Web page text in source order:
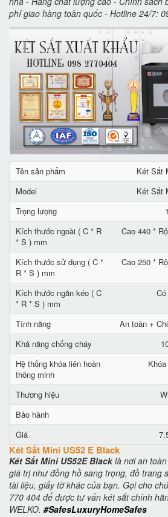
phí giao hàng toàn quốc - Hotline 24/7:
Tên sản phẩm
Két Sắt
Model
Két Sắt
Trọng lượng
Kích thước ngoài ( C * R
* S ) mm
Cao 440 *
Kích thước sử dụng ( C *
R * S ) mm
Cao 250 *
Kích thước ngăn kéo ( C
* R * S ) mm
Tính năng
An toàn +
Khả năng chống cháy
Hệ thống khóa liên hoàn
thông minh
Thương hiệu
Bảo hành
Giá
Két Sắt Mini US52 E Black
Két Sắt Mini US52E Blacklà nơi an
giá trị như đồng hồ sang trọng, đồ trang
tài liệu, giấy tờ khác của bạn. Gọi cho
770 404 để được tư vấn két sắt chính
WELKO. #SafesLuxuryHomeSafes